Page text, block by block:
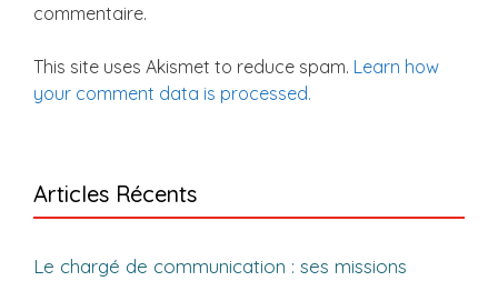
commentaire.
This site uses Akismet to reduce spam. Learn how
your comment data is processed.
Articles Récents
Le chargé de communication : ses missions